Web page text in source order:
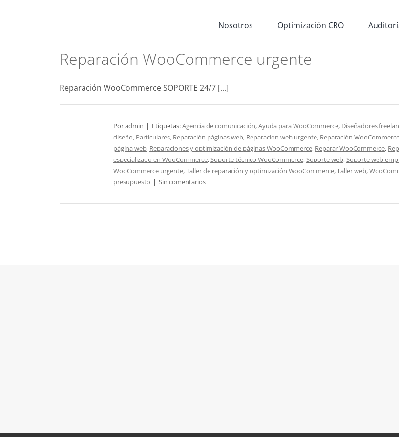
Nosotros Optimización CRO
Reparación WooCommerce urgente
Reparación WooCommerce SOPORTE 24/7 [...]
Poradmin | Etiquetas:Agencia de comunicación,Ayuda para WooCommerce, Diseñadores
diseño, Particulares, Reparación páginas web, Reparación web urgente, Reparación WooCommerce
página web, Reparaciones y optimización de páginas WooCommerce, Reparar WooCommerce,
especializado en WooCommerce,Soporte técnico WooCommerce,Soporte web,Soporte web
WooCommerce urgente,Taller de reparación y optimización WooCommerce,Taller web,
presupuesto | Sin comentarios